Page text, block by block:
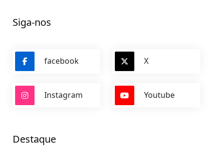
Siga-nos
facebook X
Instagram Youtube
Destaque